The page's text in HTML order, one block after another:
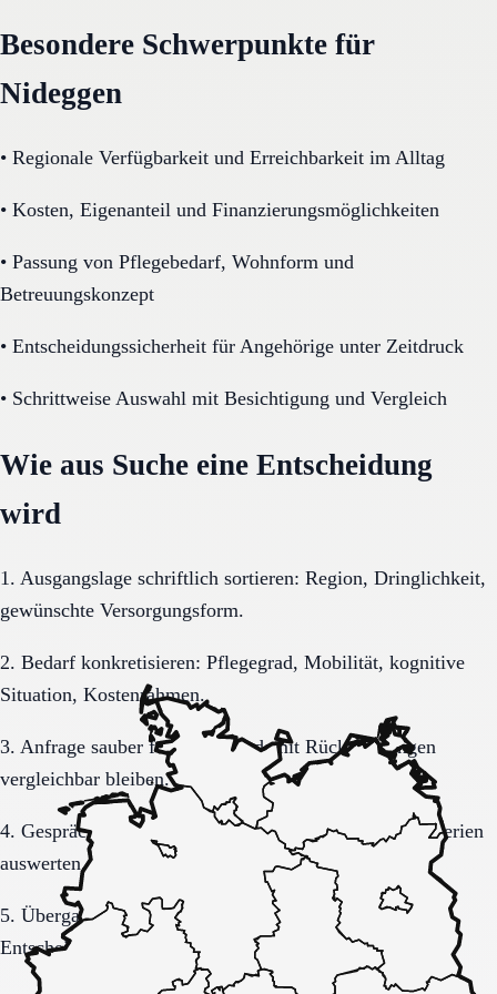
Besondere Schwerpunkte für
Nideggen
• Regionale Verfügbarkeit und Erreichbarkeit im Alltag
• Kosten, Eigenanteil und Finanzierungsmöglichkeiten
• Passung von Pflegebedarf, Wohnform und
Betreuungskonzept
• Entscheidungssicherheit für Angehörige unter Zeitdruck
• Schrittweise Auswahl mit Besichtigung und Vergleich
Wie aus Suche eine Entscheidung
wird
1. Ausgangslage schriftlich sortieren: Region, Dringlichkeit,
gewünschte Versorgungsform.
2. Bedarf konkretisieren: Pflegegrad, Mobilität, kognitive
Situation, Kostenrahmen.
3. Anfrage sauber formulieren, damit Rückmeldungen
vergleichbar bleiben.
4. Gespräche und Besichtigungen mit festen Muss-Kriterien
auswerten.
5. Übergang, Kommunikation und Kosten vor der
Entscheidung vollständig klären.